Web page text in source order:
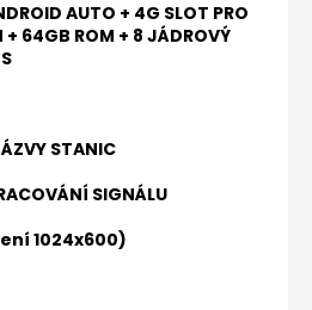
AUTO + 4G SLOT PRO
+ 64GB ROM + 8 JÁDROVÝ
STANIC
SIGNÁLU
1024x600)